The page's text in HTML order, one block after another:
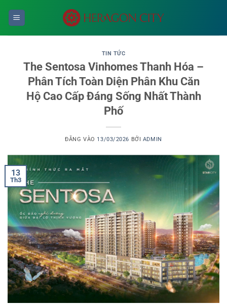
TIN TỨC
The Sentosa Vinhomes Thanh Hóa –
Phân Tích Toàn Diện Phân Khu Căn
Hộ Cao Cấp Đáng Sống Nhất Thành
Phố
ĐĂNG VÀO 13/03/2026 BỞI ADMIN
13
Th3